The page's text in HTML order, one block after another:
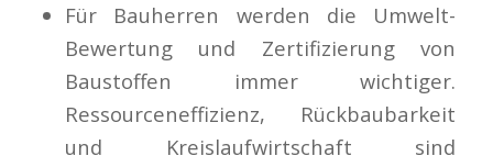
Für Bauherren werden die Umwelt-
Bewertung und Zertifizierung von
Baustoffen immer wichtiger.
Ressourceneffizienz, Rückbaubarkeit
und Kreislaufwirtschaft sind